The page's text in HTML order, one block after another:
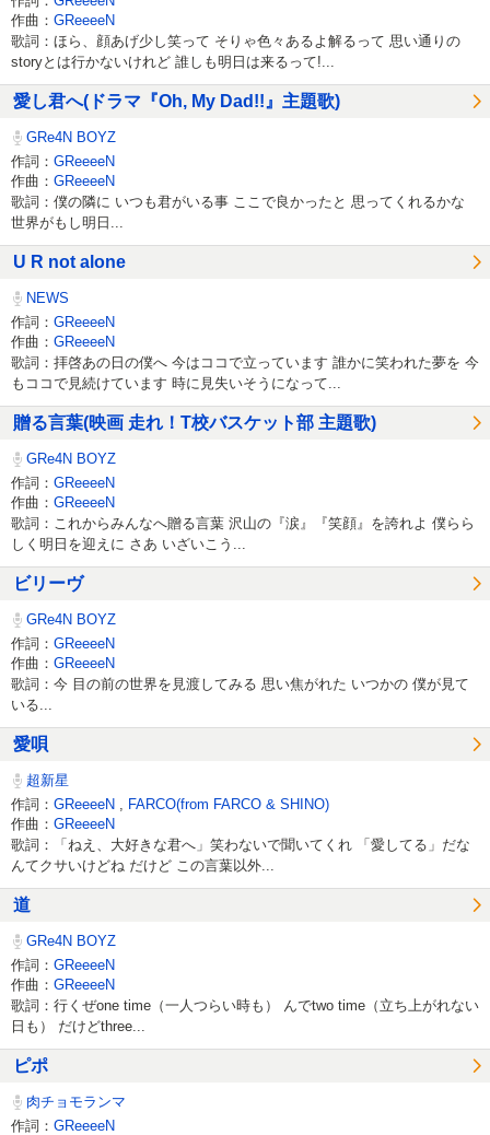
作曲： GReeeeN
歌詞：ほら、顔あげ少し笑って そりゃ色々あるよ解るって 思い通りの
storyとは行かないけれど 誰しも明日は来るって!...
愛し君へ(ドラマ『Oh, My Dad!!』主題歌)
GRe4N BOYZ
作詞： GReeeeN
作曲： GReeeeN
歌詞：僕の隣に いつも君がいる事 ここで良かったと 思ってくれるかな
世界がもし明日...
U R not alone
NEWS
作詞： GReeeeN
作曲： GReeeeN
歌詞：拝啓あの日の僕へ 今はココで立っています 誰かに笑われた夢を 今
もココで見続けています 時に見失いそうになって...
贈る言葉(映画 走れ！T校バスケット部 主題歌)
GRe4N BOYZ
作詞： GReeeeN
作曲： GReeeeN
歌詞：これからみんなへ贈る言葉 沢山の『涙』『笑顔』を誇れよ 僕らら
しく明日を迎えに さあ いざいこう...
ビリーヴ
GRe4N BOYZ
作詞： GReeeeN
作曲： GReeeeN
歌詞：今 目の前の世界を見渡してみる 思い焦がれた いつかの 僕が見て
いる...
愛唄
超新星
作詞： GReeeeN
FARCO(from FARCO & SHINO)
作曲： GReeeeN
歌詞：「ねえ、大好きな君へ」笑わないで聞いてくれ 「愛してる」だな
んてクサいけどね だけど この言葉以外...
道
GRe4N BOYZ
作詞： GReeeeN
作曲： GReeeeN
歌詞：行くぜone time（一人つらい時も） んでtwo time（立ち上がれない
日も） だけどthree...
ピポ
肉チョモランマ
作詞： GReeeeN